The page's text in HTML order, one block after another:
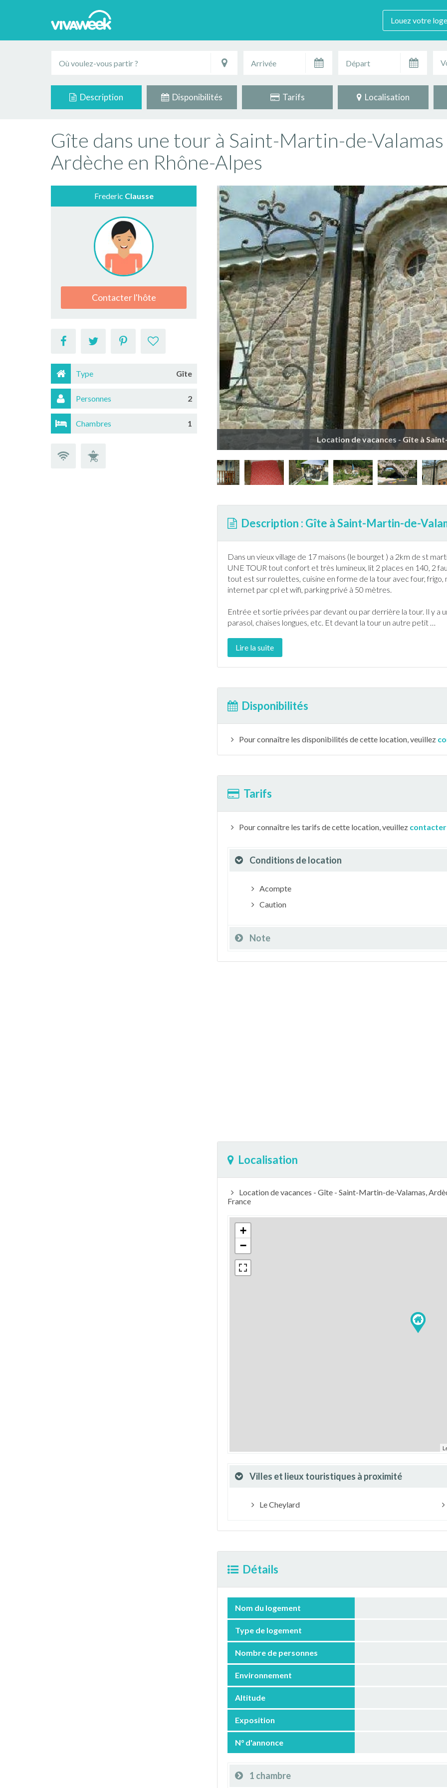
Louez votre
Description Disponibilités Tarifs Localisation
Gîte dans une tour à Saint-Martin-de-Valamas
Ardèche en Rhône-Alpes
Frederic Clausse
Contacter l'hôte
Type Gîte
Personnes 2
Chambres
1
Location de vacances - Gîte à
Description : Gîte à Saint-Martin-de-
Dans un vieux village de 17 maisons (le bourget ) a 2km de st
UNE TOUR tout confort et très lumineux, lit 2 places en 140, 2
tout est sur roulettes, cuisine en forme de la tour avec four,
internetpar cpl et wifi, parking privé à 50 mètres.
Entrée et sortie privées par devant ou par derrière la tour. Il y a
parasol, chaises longues, etc. Et devant la tour un autre petit …
Lire la suite
Disponibilités
Pour connaître les disponibilités de cette location, veuillez
Tarifs
Pour connaître les tarifs de cette location, veuillez
Conditions de location
Acompte
Caution
Note
Localisation
Location de vacances - Gîte - Saint-Martin-de-Valamas,
France
+
−
Villes et lieux touristiques à proximité
Le Cheylard
Détails
Nom du logement
Type de logement
Nombre de personnes
Environnement
Altitude
Exposition
N° d'annonce
1 chambre